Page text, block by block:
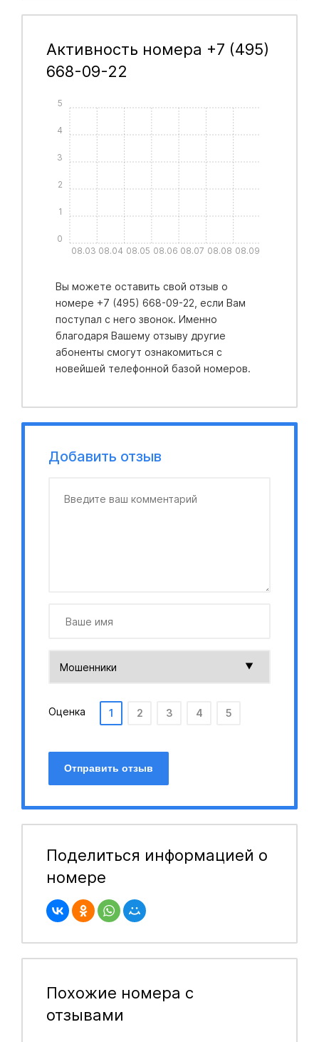
Активность номера +7 (495)
668-09-22
08.03 08.04 08.05 08.06 08.07 08.08 08.09
0
1
2
3
4
5
Вы можете оставить свой отзыв о
номере +7 (495) 668-09-22, если Вам
поступал с него звонок. Именно
благодаря Вашему отзыву другие
абоненты смогут ознакомиться с
новейшей телефонной базой номеров.
Добавить отзыв
Оценка 1 2 3 4 5
Отправить отзыв
Поделиться информацией о
номере
Похожие номера с
отзывами